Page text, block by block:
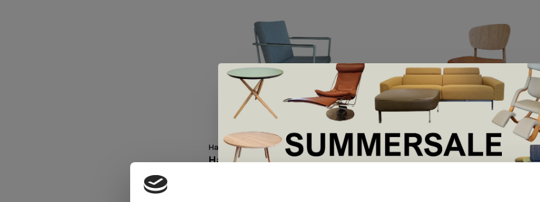
Harvink
Harvink Dash eetkamerstoel
Haslev
Haslev Ida eetkamerstoel -